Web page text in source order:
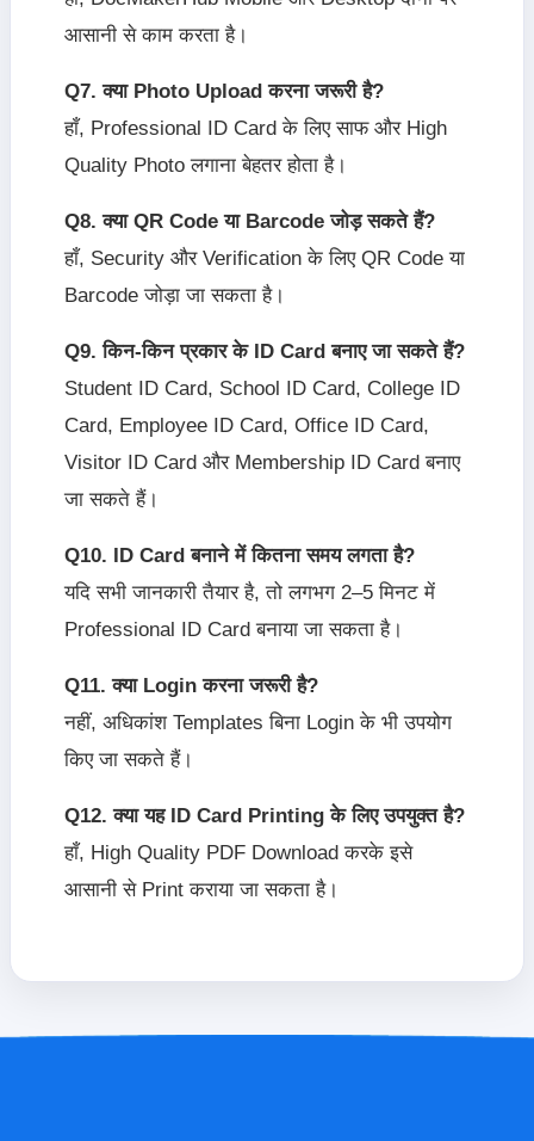
आसानी से काम करता है।
Q7. क्या Photo Upload करना जरूरी है?
हाँ, Professional ID Card के लिए साफ और High
Quality Photo लगाना बेहतर होता है।
Q8. क्या QR Code या Barcode जोड़ सकते हैं?
हाँ, Security और Verification के लिए QR Code या
Barcode जोड़ा जा सकता है।
Q9. किन-किन प्रकार के ID Card बनाए जा सकते हैं?
Student ID Card, School ID Card, College ID
Card, Employee ID Card, Office ID Card,
Visitor ID Card और Membership ID Card बनाए
जा सकते हैं।
Q10. ID Card बनाने में कितना समय लगता है?
यदि सभी जानकारी तैयार है, तो लगभग 2–5 मिनट में
Professional ID Card बनाया जा सकता है।
Q11. क्या Login करना जरूरी है?
नहीं, अधिकांश Templates बिना Login के भी उपयोग
किए जा सकते हैं।
Q12. क्या यह ID Card Printing के लिए उपयुक्त है?
हाँ, High Quality PDF Download करके इसे
आसानी से Print कराया जा सकता है।